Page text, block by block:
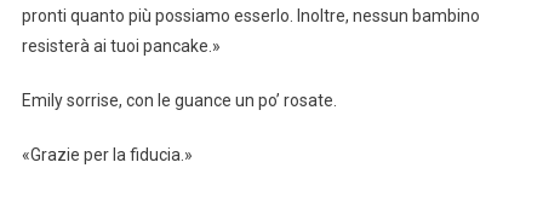
pronti quanto più possiamo esserlo. Inoltre, nessun bambino
resisterà ai tuoi pancake.»
Emily sorrise, con le guance un po’ rosate.
«Grazie per la fiducia.»